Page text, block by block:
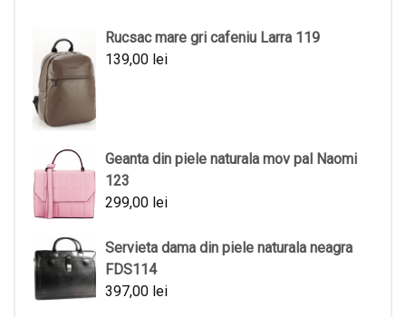
Rucsac mare gri cafeniu Larra 119
139,00 lei
Geanta din piele naturala mov pal Naomi
123
299,00 lei
Servieta dama din piele naturala neagra
FDS114
397,00 lei